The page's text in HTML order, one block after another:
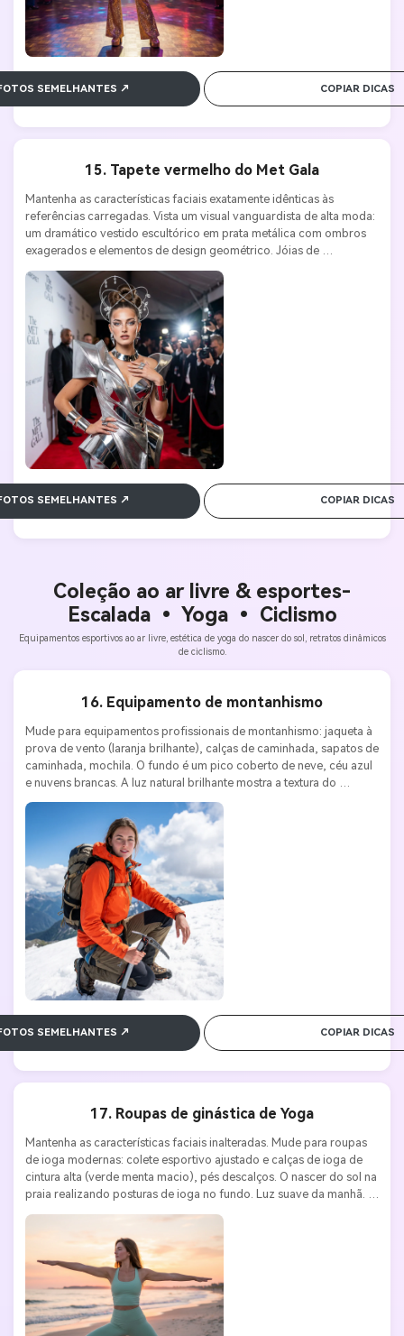
SEMELHANTES ↗ COPIAR DICAS
15. Tapete vermelho do Met Gala
Mantenha as características faciais exatamente idênticas às
referências carregadas. Vista um visual vanguardista de alta moda:
um dramático vestido escultórico em prata metálica com ombros
exagerados e elementos de design geométrico. Jóias de
profissionais. No fundo é o tapete vermelho da Metropolitan
Opera, com fundos passo a passo, cordas de veludo e flashes de
paparazzi. Nikon Z9, lente 85mm f/1.4, ISO 800, f/2.0. Alta moda,
editorial, estética de tapete vermelho de celebridades. Ultra HD 8K.
SEMELHANTES ↗ COPIAR DICAS
Coleção ao ar livre & esportes-
Escalada • Yoga • Ciclismo
Equipamentos esportivos ao ar livre, estética de yoga do nascer do sol, retratos dinâmicos
de ciclismo.
16. Equipamento de montanhismo
Mude para equipamentos profissionais de montanhismo: jaqueta à
prova de vento (laranja brilhante), calças de caminhada, sapatos de
caminhada, mochila. O fundo é um pico coberto de neve, céu azul
e nuvens brancas. A luz natural brilhante mostra a textura do
exterior. Nikon Z9, lente 24-70mm f/2.8, ISO 200, f/8.0. Aventura,
profissional, estilo esportivo ao ar livre.
SEMELHANTES ↗ COPIAR DICAS
17. Roupas de ginástica de Yoga
Mantenha as características faciais inalteradas. Mude para roupas
de ioga modernas: colete esportivo ajustado e calças de ioga de
cintura alta (verde menta macio), pés descalços. O nascer do sol na
praia realizando posturas de ioga no fundo. Luz suave da manhã.
Canon EOS R6, lente 50mm f/1.2, ISO 100, f/2.0. Uma estética